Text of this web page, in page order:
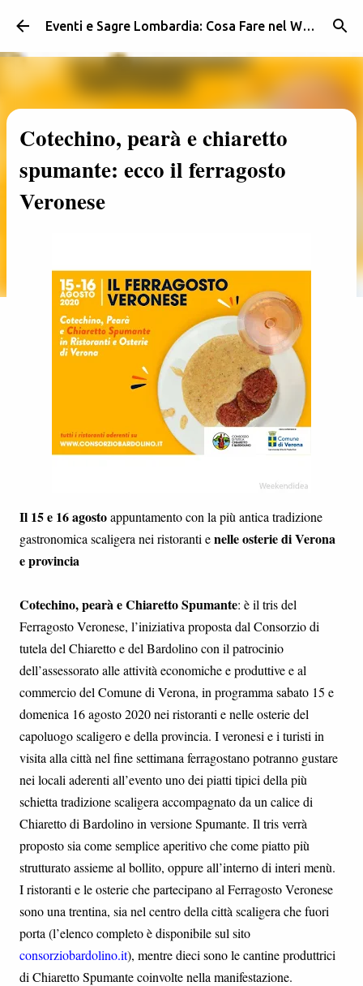
Passa ai contenuti principali Eventi e Sagre Lombardia: Cosa Fare nel Weekend | Weekendidea
Cotechino, pearà e chiaretto
spumante: ecco il ferragosto
Veronese
Il 15 e 16 agostoappuntamento con la più antica tradizione
gastronomica scaligera nei ristoranti enelle osterie di Verona
e provincia
Cotechino, pearà e Chiaretto Spumante: è il tris del
Ferragosto Veronese, l’iniziativa proposta dal Consorzio di
tutela del Chiaretto e del Bardolino con il patrocinio
dell’assessorato alle attività economiche e produttive e al
commercio del Comune di Verona, in programma sabato 15 e
domenica 16 agosto 2020 nei ristoranti e nelle osterie del
capoluogo scaligero e della provincia. I veronesi e i turisti in
visita alla città nel fine settimana ferragostano potranno gustare
nei locali aderenti all’evento uno dei piatti tipici della più
schietta tradizione scaligera accompagnato da un calice di
Chiaretto di Bardolino in versione Spumante. Il tris verrà
proposto sia come semplice aperitivo che come piatto più
strutturato assieme al bollito, oppure all’interno di interi menù.
I ristoranti e le osterie che partecipano al Ferragosto Veronese
sono una trentina, sia nel centro della città scaligera che fuori
porta (l’elenco completo è disponibile sul sito
consorziobardolino.it), mentre dieci sono le cantine produttrici
di Chiaretto Spumante coinvolte nella manifestazione.